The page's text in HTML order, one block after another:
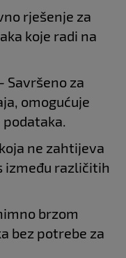
rješenje za
koje radi na
- Savršeno za
omogućuje
ne zahtijeva
između različitih
brzom
bez potrebe za